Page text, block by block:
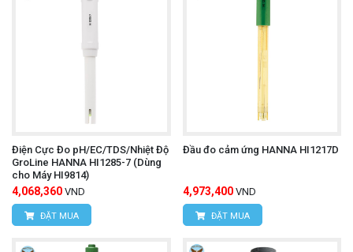
Điện Cực Đo pH/EC/TDS/Nhiệt Độ
GroLine HANNA HI1285-7 (Dùng
cho Máy HI9814)
4,068,360 VND
ĐẶT MUA
Đầu đo cảm ứng HANNA HI1217D
4,973,400 VND
ĐẶT MUA